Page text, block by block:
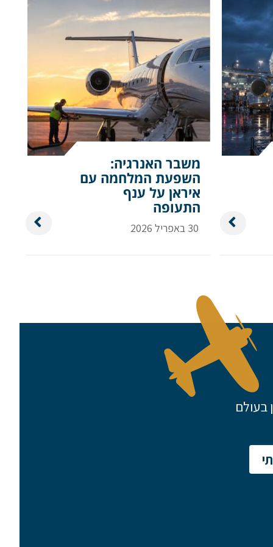
משבר האנרגיה:
השפעת המלחמה עם
איראן על ענף
התעופה
30 באפריל 2026
בעולם